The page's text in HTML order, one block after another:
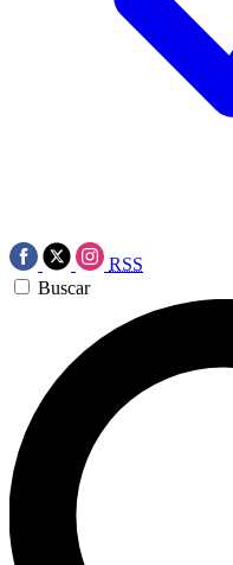
RSS
Buscar